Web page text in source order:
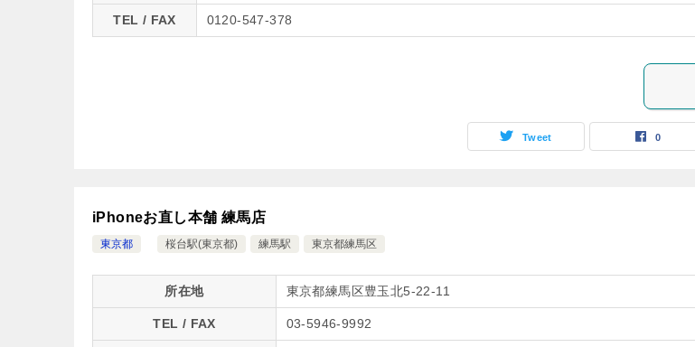
TEL / FAX 0120-547-378
Tweet 0
iPhoneお直し本舗 練馬店
東京都 桜台駅(東京都) 練馬駅 東京都練馬区
所在地 東京都練馬区豊玉北5-22-11
TEL / FAX 03-5946-9992